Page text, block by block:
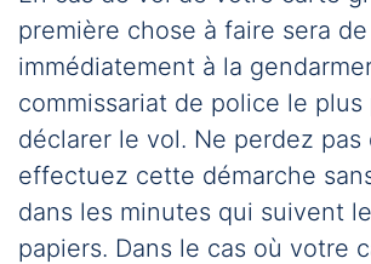
première chose à faire sera
immédiatement à la
commissariat de police le
déclarer le vol. Ne perdez
effectuez cette démarche
dans les minutes qui suivent
papiers. Dans le cas où votre